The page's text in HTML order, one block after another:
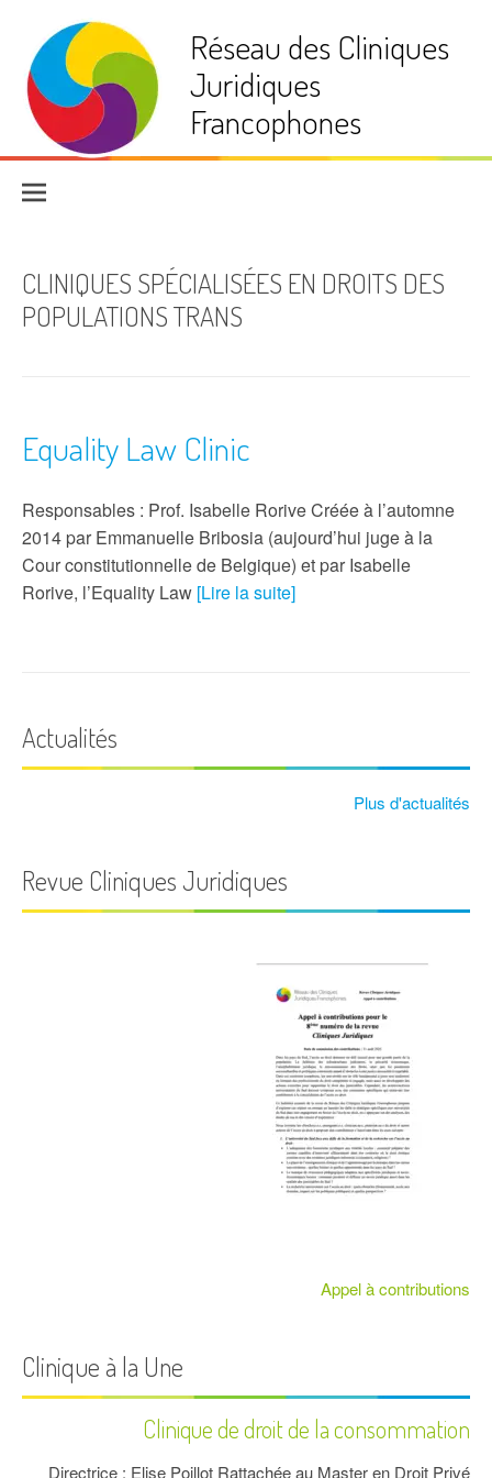
contenu
Réseau des Cliniques
Juridiques
Francophones
CLINIQUES SPÉCIALISÉES EN DROITS DES
POPULATIONS TRANS
Equality Law Clinic
Responsables : Prof. Isabelle Rorive Créée à l’automne
2014 par Emmanuelle Bribosia (aujourd’hui juge à la
Cour constitutionnelle de Belgique) et par Isabelle
Rorive, l’Equality Law [Lire la suite]
Actualités
Plus d'actualités
Revue Cliniques Juridiques
Appel à contributions
Clinique à la Une
Clinique de droit de la consommation
Directrice : Elise Poillot Rattachée au Master en Droit Privé